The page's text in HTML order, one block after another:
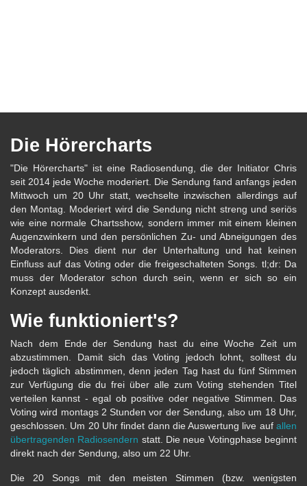
Die Hörercharts
"Die Hörercharts" ist eine Radiosendung, die der Initiator Chris
seit 2014 jede Woche moderiert. Die Sendung fand anfangs jeden
Mittwoch um 20 Uhr statt, wechselte inzwischen allerdings auf
den Montag. Moderiert wird die Sendung nicht streng und seriös
wie eine normale Chartsshow, sondern immer mit einem kleinen
Augenzwinkern und den persönlichen Zu- und Abneigungen des
Moderators. Dies dient nur der Unterhaltung und hat keinen
Einfluss auf das Voting oder die freigeschalteten Songs. tl;dr: Da
muss der Moderator schon durch sein, wenn er sich so ein
Konzept ausdenkt.
Wie funktioniert's?
Nach dem Ende der Sendung hast du eine Woche Zeit um
abzustimmen. Damit sich das Voting jedoch lohnt, solltest du
jedoch täglich abstimmen, denn jeden Tag hast du fünf Stimmen
zur Verfügung die du frei über alle zum Voting stehenden Titel
verteilen kannst - egal ob positive oder negative Stimmen. Das
Voting wird montags 2 Stunden vor der Sendung, also um 18 Uhr,
geschlossen. Um 20 Uhr findet dann die Auswertung live auf allen
übertragenden Radiosendern statt. Die neue Votingphase beginnt
direkt nach der Sendung, also um 22 Uhr.
Die 20 Songs mit den meisten Stimmen (bzw. wenigsten